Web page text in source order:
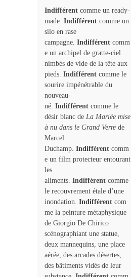
Indifférent comme un ready-
made. Indifférent comme un
silo en rase
campagne. Indifférent comm
e un archipel de gratte-ciel
nimbés de vide de la tête aux
pieds. Indifférent comme le
sourire impénétrable du
nouveau-
né. Indifférent comme le
désir blanc de La Mariée mise
à nu dans le Grand Verre de
Marcel
Duchamp. Indifférent comm
e un film pro­tecteur entourant
les
aliments. Indifférent comme
le recouvrement étale d’une
inondation. Indifférent com
me la peinture métaphysique
de Giorgio De Chirico
scénographiant une statue,
deux mannequins, une place
aérée, des arcades désertes,
des bâtiments vidés de leur